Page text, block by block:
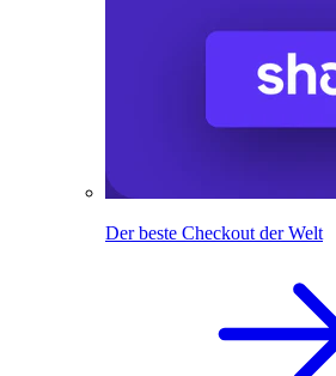
Der beste Checkout der Welt